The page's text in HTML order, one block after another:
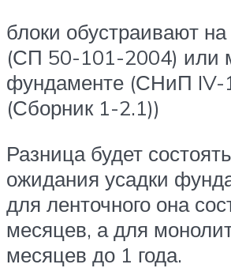
блоки обустраивают
(СП 50-101-2004) или
фундаменте (СНиП IV-
(Сборник 1-2.1))
Разница будет
ожидания усадки
для ленточного она
месяцев, а для
месяцев до 1 года.